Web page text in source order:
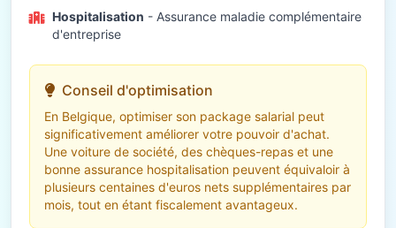
Hospitalisation - Assurance maladie complémentaire
d'entreprise
Conseil d'optimisation
En Belgique, optimiser son package salarial peut
significativement améliorer votre pouvoir d'achat.
Une voiture de société, des chèques-repas et une
bonne assurance hospitalisation peuvent équivaloir à
plusieurs centaines d'euros nets supplémentaires par
mois, tout en étant fiscalement avantageux.